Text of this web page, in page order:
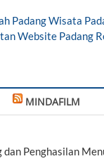
PadangWisata
Website Padang
MINDAFILM
dan Penghasilan